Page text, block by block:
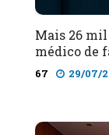
Mais 26
médico de
67 29/07/